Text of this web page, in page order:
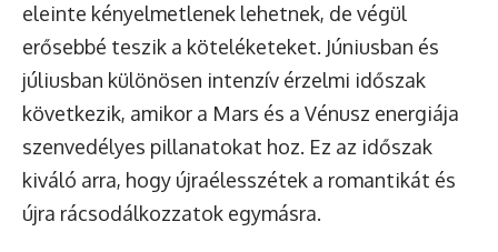
eleinte kényelmetlenek lehetnek, de végül
erősebbé teszik a köteléketeket. Júniusban és
júliusban különösen intenzív érzelmi időszak
következik, amikor a Mars és a Vénusz energiája
szenvedélyes pillanatokat hoz. Ez az időszak
kiváló arra, hogy újraélesszétek a romantikát és
újra rácsodálkozzatok egymásra.